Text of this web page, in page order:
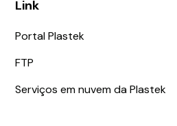
Link
Portal Plastek
FTP
Serviços em nuvem da Plastek